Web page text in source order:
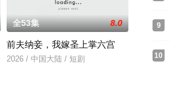
全53集 8.0
前夫纳妾，我嫁圣上掌六宫
2026 / 中国大陆 / 短剧
9
10